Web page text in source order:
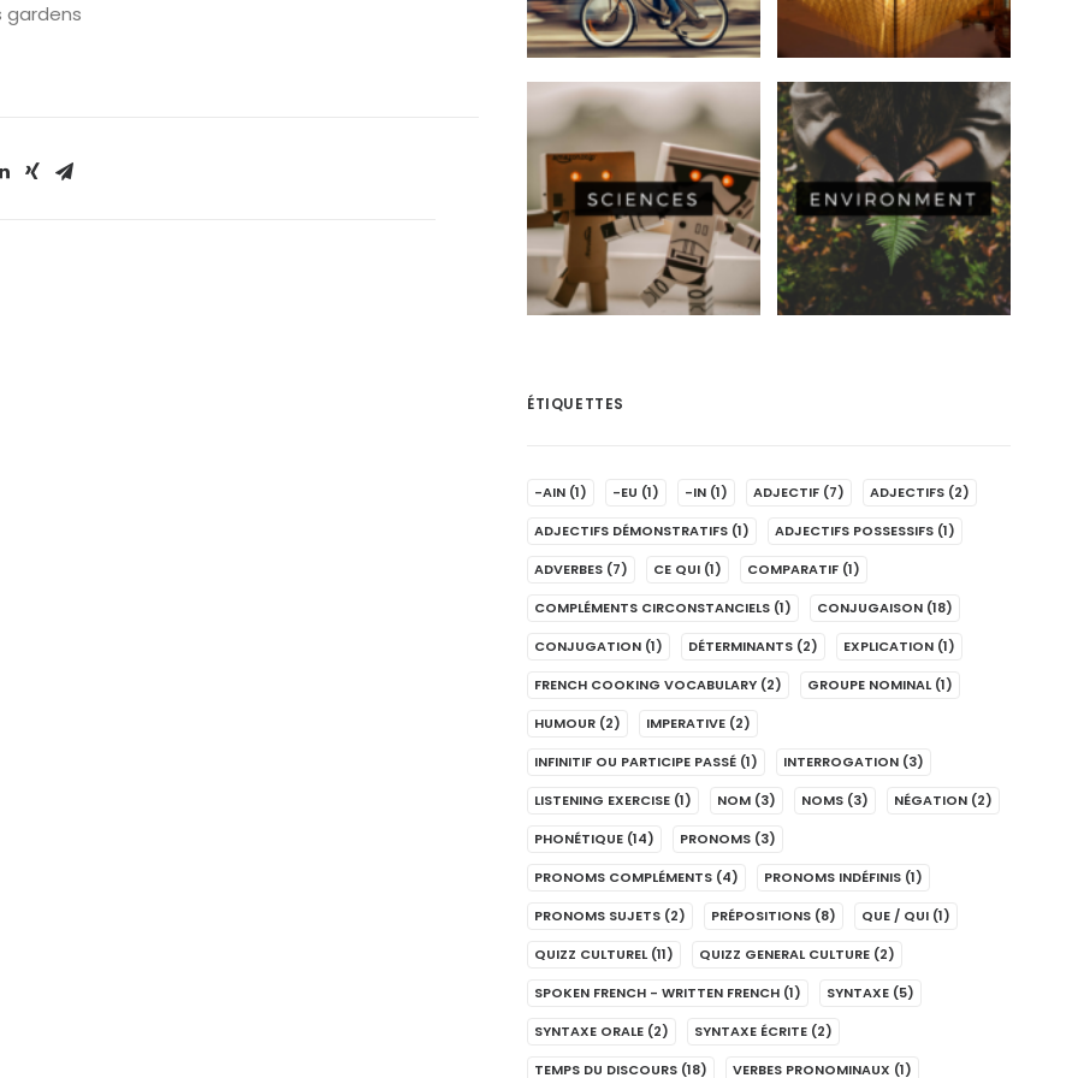
gardens
ÉTIQUETTES
-AIN (1) -EU (1) -IN (1) ADJECTIF (7) ADJECTIFS (2)
ADJECTIFS DÉMONSTRATIFS (1) ADJECTIFS POSSESSIFS (1)
ADVERBES (7) CE QUI (1) COMPARATIF (1)
COMPLÉMENTS CIRCONSTANCIELS (1) CONJUGAISON (18)
CONJUGATION (1) DÉTERMINANTS (2) EXPLICATION (1)
FRENCH COOKING VOCABULARY (2) GROUPE NOMINAL (1)
HUMOUR (2) IMPERATIVE (2)
INFINITIF OU PARTICIPE PASSÉ (1) INTERROGATION (3)
LISTENING EXERCISE (1) NOM (3) NOMS (3) NÉGATION (2)
PHONÉTIQUE (14) PRONOMS (3)
PRONOMS COMPLÉMENTS (4) PRONOMS INDÉFINIS (1)
PRONOMS SUJETS (2) PRÉPOSITIONS (8) QUE / QUI (1)
QUIZZ CULTUREL (11) QUIZZ GENERAL CULTURE (2)
SPOKEN FRENCH - WRITTEN FRENCH (1) SYNTAXE (5)
SYNTAXE ORALE (2) SYNTAXE ÉCRITE (2)
TEMPS DU DISCOURS (18) VERBES PRONOMINAUX (1)